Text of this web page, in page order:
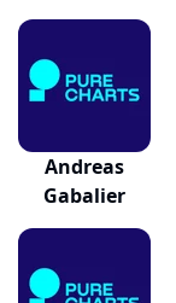
Andreas
Gabalier